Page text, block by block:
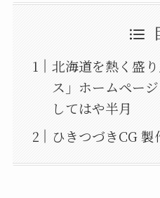
北海道を熱く盛
ス」ホームペー
してはや半月
ひきつづきCG